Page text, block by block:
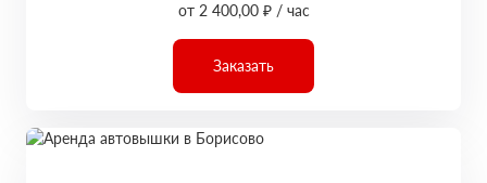
от 2 400,00 ₽ / час
Заказать